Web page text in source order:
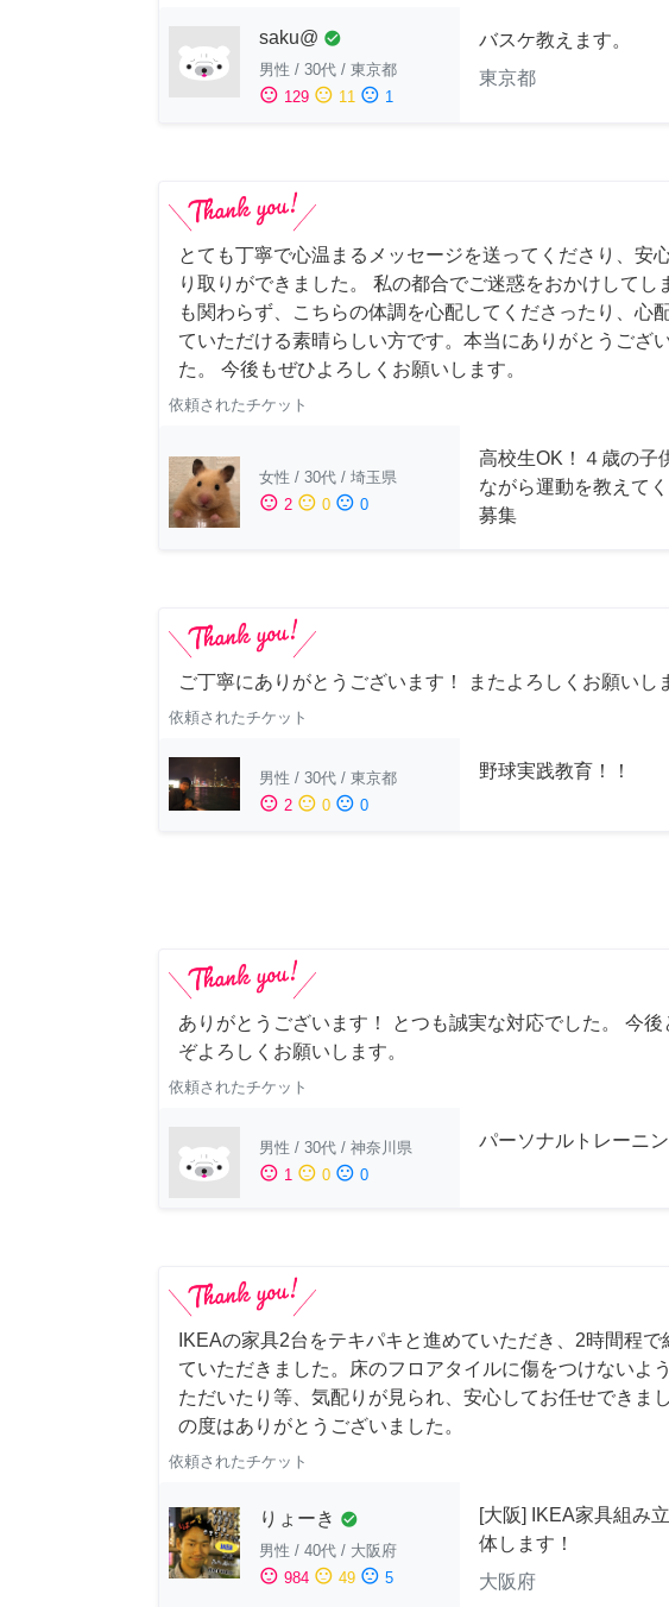
saku@ check_circle
男性 / 30代 / 東京都
sentiment_satisfied 129 sentiment_neutral 11 sentiment_dissatisfied 1
バスケ教えます。
東京都
とても丁寧で心温まるメッセージを送ってくださり、安
り取りができました。 私の都合でご迷惑をおかけしてし
も関わらず、こちらの体調を心配してくださったり、心
ていただける素晴らしい方です。本当にありがとうござ
た。 今後もぜひよろしくお願いします。
依頼されたチケット
女性 / 30代 / 埼玉県
sentiment_satisfied 2 sentiment_neutral 0 sentiment_dissatisfied 0
高校生OK！４歳の子
ながら運動を教えて
募集
ご丁寧にありがとうございます！ またよろしくお願いし
依頼されたチケット
男性 / 30代 / 東京都
sentiment_satisfied 2 sentiment_neutral 0 sentiment_dissatisfied 0
野球実践教育！！
ありがとうございます！ とつも誠実な対応でした。 今後
ぞよろしくお願いします。
依頼されたチケット
男性 / 30代 / 神奈川県
sentiment_satisfied 1 sentiment_neutral 0 sentiment_dissatisfied 0
パーソナルトレーニ
IKEAの家具2台をテキパキと進めていただき、2時間程で
ていただきました。床のフロアタイルに傷をつけないよ
ただいたり等、気配りが見られ、安心してお任せできま
の度はありがとうございました。
依頼されたチケット
りょーき check_circle
男性 / 40代 / 大阪府
sentiment_satisfied 984 sentiment_neutral 49 sentiment_dissatisfied 5
[大阪] IKEA家具組み
体します！
大阪府